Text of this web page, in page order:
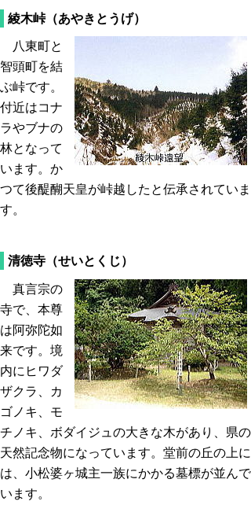
綾木峠（あやきとうげ）
八東町と
智頭町を結
ぶ峠です。
付近はコナ
ラやブナの
林となって
います。か
つて後醍醐天皇が峠越したと伝承されていま
す。
清徳寺（せいとくじ）
真言宗の
寺で、本尊
は阿弥陀如
来です。境
内にヒワダ
ザクラ、カ
ゴノキ、モ
チノキ、ボダイジュの大きな木があり、県の
天然記念物になっています。堂前の丘の上に
は、小松婆ヶ城主一族にかかる墓標が並んで
います。